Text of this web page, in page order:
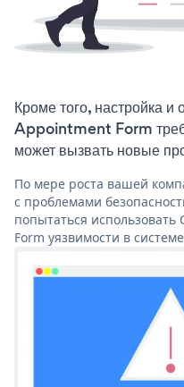
Кроме того, настройка
Appointment Form
может вызвать новые
По мере роста вашей
с проблемами
попытаться
Form уязвимости в